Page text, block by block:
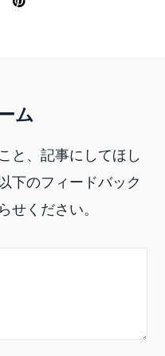
ム
と、記事にしてほし
下のフィードバック
せください。